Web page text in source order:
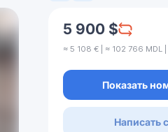
5 900 $
≈ 5 108 € | ≈ 102 766 MDL
Показать
Написать